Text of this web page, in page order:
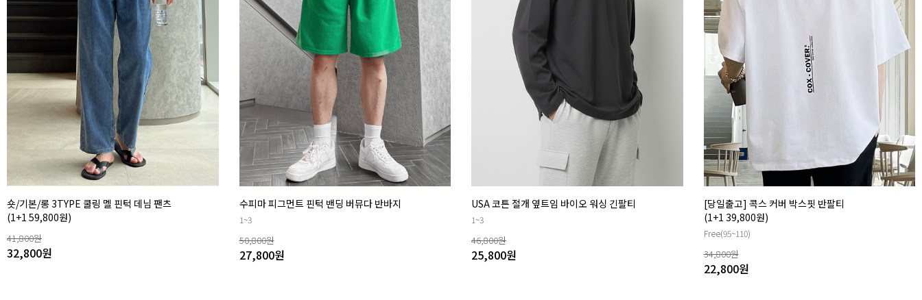
숏/기본/롱 3TYPE 쿨링 멜 핀턱 데님 팬츠
(1+1 59,800원)
41,800원
32,800원
수피마 피그먼트 핀턱 밴딩 버뮤다 반바지
1~3
50,800원
27,800원
USA 코튼 절개 옆트임 바이오 워싱 긴팔티
1~3
46,800원
25,800원
[당일출고] 콕스 커버 박스핏 반팔티
(1+1 39,800원)
Free(95~110)
34,800원
22,800원